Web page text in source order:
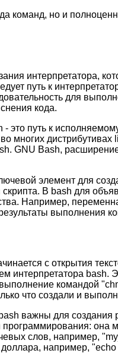
команд, но и
интерпретатора,
путь к
для
кода.
это путь к
многих
GNU Bash,
элемент для
В bash для
Например,
выполнения
с открытия
интерпретатора
командой
что создали и
важны для
программирования:
слов, например,
например,